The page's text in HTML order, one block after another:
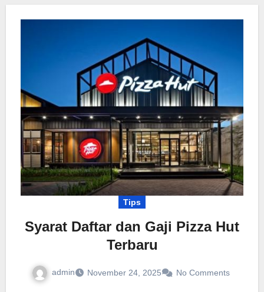
Tips
Syarat Daftar dan Gaji Pizza Hut
Terbaru
admin November 24, 2025 No Comments